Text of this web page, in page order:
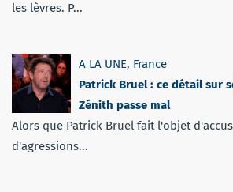
les lèvres. P...
A LA UNE, France
Patrick Bruel : ce détail sur
Zénith passe mal
Alors que Patrick Bruel fait l'objet
d'agressions...